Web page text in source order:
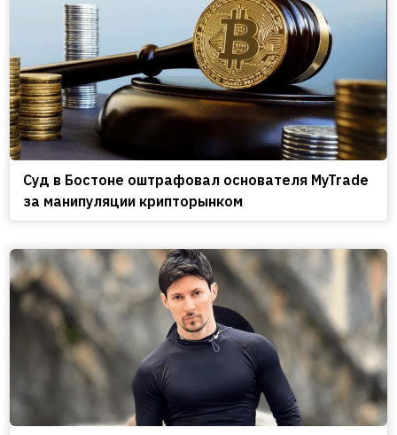
Cуд в Бостоне оштрафовал основателя MyTrade
за манипуляции крипторынком